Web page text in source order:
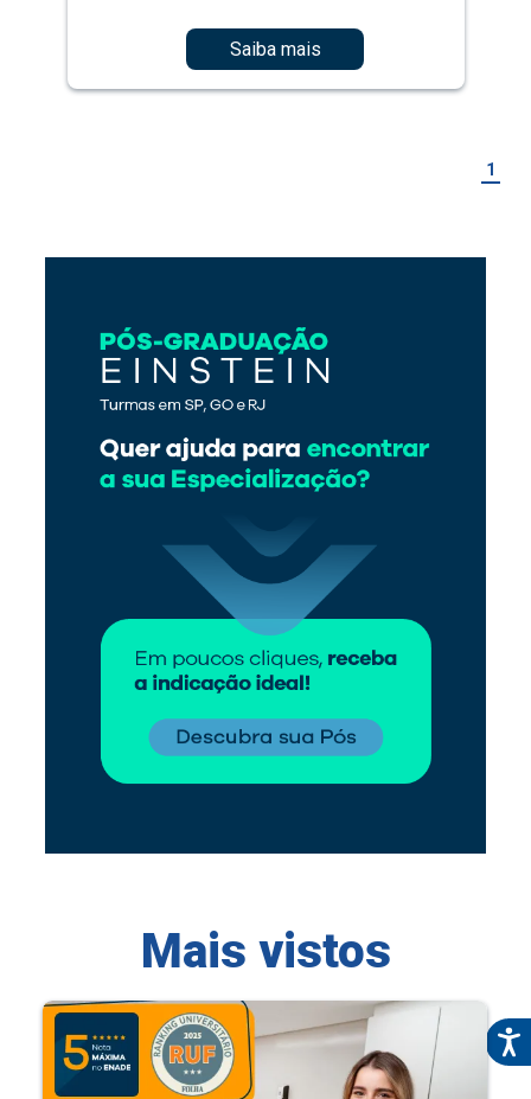
Saiba mais
1
Mais vistos